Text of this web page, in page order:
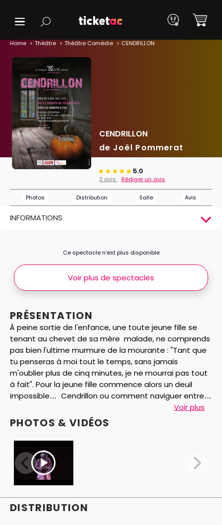
Home Théâtre Théâtre Comédie CENDRILLON
CENDRILLON
de Joël Pommerat
5.0
3 avis Rédiger un avis
Photos Distribution Salle Avis
INFORMATIONS
PRÉSENTATION
À peine sortie de l'enfance, une toute jeune fille se
tenant au chevet de sa mère malade, ne comprends
pas bien l'ultime murmure de la mourante : "Tant que
tu penseras à moi tout le temps, sans jamais
m'oublier plus de cinq minutes, je ne mourrai pas tout
à fait". Pour la jeune fille commence alors un deuil
impossible… Cendrillon ou comment naviguer entre
les cendres du passé, le réel qui s'impose, la vie
effervescente et une imagination débordante ? Voilà
Joël Pommerat.
Voir plus
Ce spectacle n’est plus disponible
Voir plus de spectacles
PHOTOS & VIDÉOS
DISTRIBUTION